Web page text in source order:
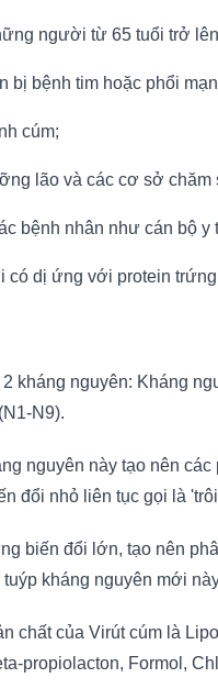
người từ 65 tuổi trở
bệnh tim hoặc phổi
cúm;
lão và các cơ sở chăm
bệnh nhân như cán bộ
dị ứng với protein
kháng nguyên: Kháng
N9).
nguyên này tạo nên
đổi nhỏ liên tục gọi là
biến đổi lớn, tạo nên
kháng nguyên mới
chất của Virút cúm là
propiolacton, Formol,